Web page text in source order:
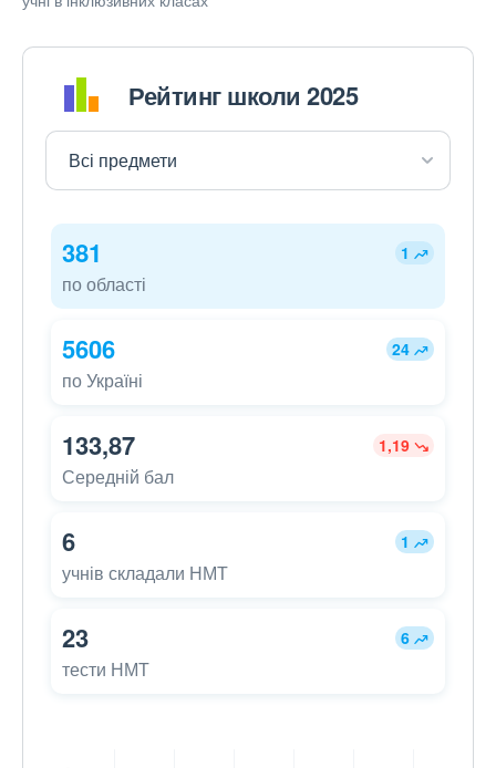
Рейтинг школи 2025
381 1
по області
5606 24
по Україні
133,87 1,19
Середній бал
6 1
учнів складали НМТ
23 6
тести НМТ